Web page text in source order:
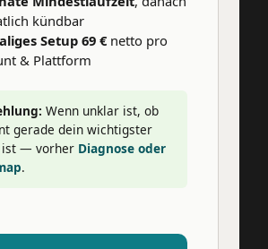
kündbar
Setup 69 € netto pro
& Plattform
Wenn unklar ist, ob
gerade dein wichtigster
ist — vorher Diagnose oder
.